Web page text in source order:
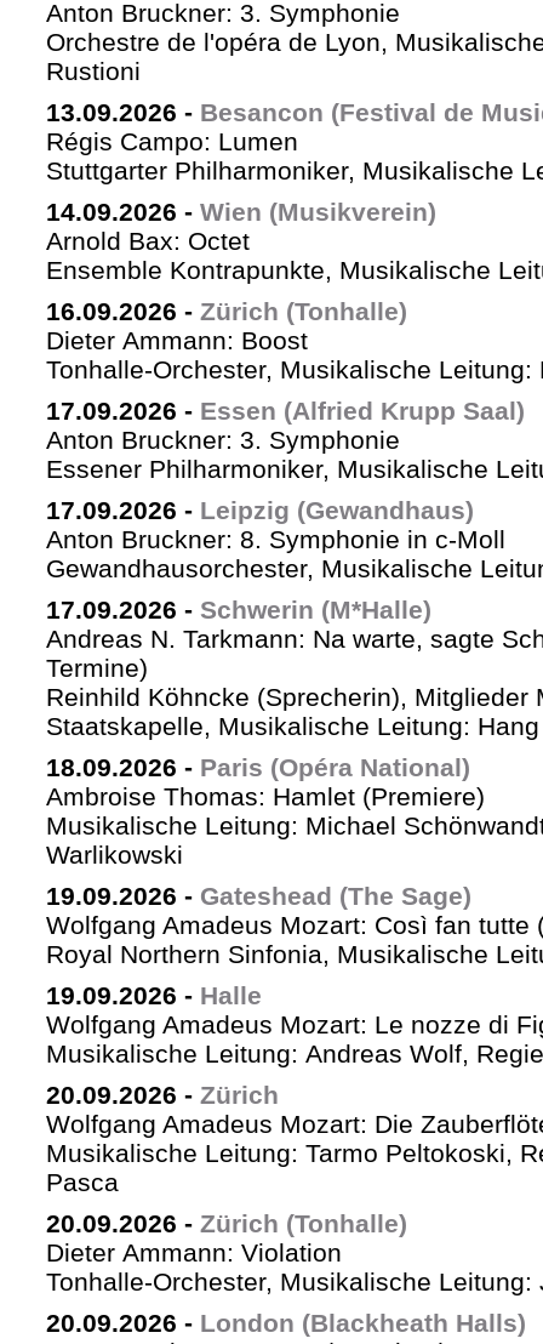
Anton Bruckner: 3. Symphonie
Orchestre de l'opéra de Lyon,
Rustioni
13.09.2026 - Besancon (Festival de
Régis Campo: Lumen
Stuttgarter Philharmoniker, Musikalische
14.09.2026 - Wien (Musikverein)
Arnold Bax: Octet
Ensemble Kontrapunkte, Musikalische
16.09.2026 - Zürich (Tonhalle)
Dieter Ammann: Boost
Tonhalle-Orchester, Musikalische Leitung:
17.09.2026 - Essen (Alfried Krupp Saal)
Anton Bruckner: 3. Symphonie
Essener Philharmoniker, Musikalische
17.09.2026 - Leipzig (Gewandhaus)
Anton Bruckner: 8. Symphonie in c-Moll
Gewandhausorchester, Musikalische
17.09.2026 - Schwerin (M*Halle)
Andreas N. Tarkmann: Na warte, sagte
Termine)
Reinhild Köhncke (Sprecherin), Mitglieder
Staatskapelle, Musikalische Leitung:
18.09.2026 - Paris (Opéra National)
Ambroise Thomas: Hamlet (Premiere)
Musikalische Leitung: Michael
Warlikowski
19.09.2026 - Gateshead (The Sage)
Wolfgang Amadeus Mozart: Così fan tutte
Royal Northern Sinfonia, Musikalische
19.09.2026 - Halle
Wolfgang Amadeus Mozart: Le nozze di
Musikalische Leitung: Andreas Wolf,
20.09.2026 - Zürich
Wolfgang Amadeus Mozart: Die
Musikalische Leitung: Tarmo Peltokoski,
Pasca
20.09.2026 - Zürich (Tonhalle)
Dieter Ammann: Violation
Tonhalle-Orchester, Musikalische Leitung:
20.09.2026 - London (Blackheath Halls)